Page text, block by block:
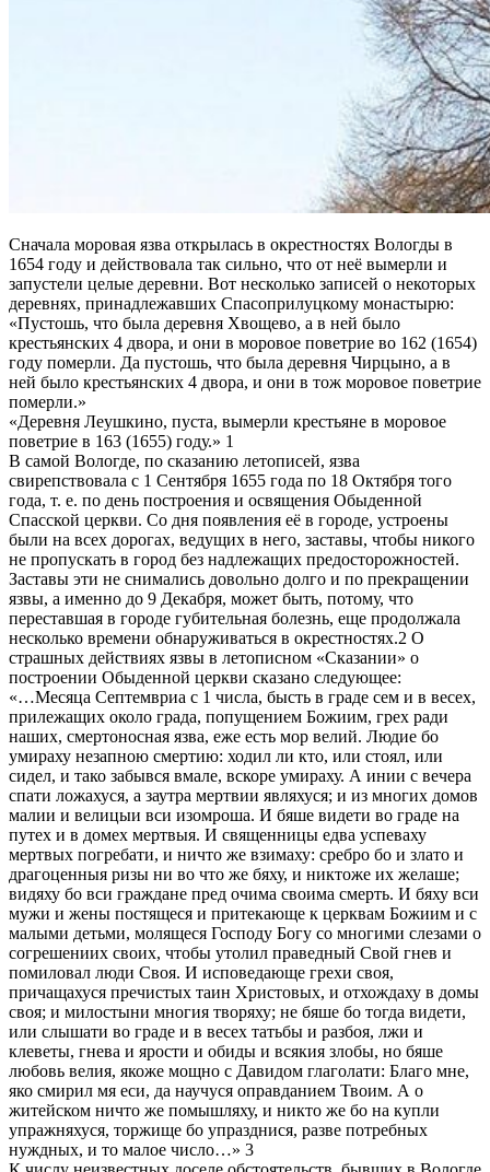
Сначала моровая язва открылась в окрестностях Вологды в
1654 году и действовала так сильно, что от неё вымерли и
запустели целые деревни. Вот несколько записей о некоторых
деревнях, принадлежавших Спасоприлуцкому монастырю:
«Пустошь, что была деревня Хвощево, а в ней было
крестьянских 4 двора, и они в моровое поветрие во 162 (1654)
году померли. Да пустошь, что была деревня Чирцыно, а в
ней было крестьянских 4 двора, и они в тож моровое поветрие
померли.»
«Деревня Леушкино, пуста, вымерли крестьяне в моровое
поветрие в 163 (1655) году.» 1
В самой Вологде, по сказанию летописей, язва
свирепствовала с 1 Сентября 1655 года по 18 Октября того
года, т. е. по день построения и освящения Обыденной
Спасской церкви. Со дня появления её в городе, устроены
были на всех дорогах, ведущих в него, заставы, чтобы никого
не пропускать в город без надлежащих предосторожностей.
Заставы эти не снимались довольно долго и по прекращении
язвы, а именно до 9 Декабря, может быть, потому, что
переставшая в городе губительная болезнь, еще продолжала
несколько времени обнаруживаться в окрестностях.2 О
страшных действиях язвы в летописном «Сказании» о
построении Обыденной церкви сказано следующее:
«…Месяца Септемвриа с 1 числа, бысть в граде сем и в весех,
прилежащих около града, попущением Божиим, грех ради
наших, смертоносная язва, еже есть мор велий. Людие бо
умираху незапною смертию: ходил ли кто, или стоял, или
сидел, и тако забывся вмале, вскоре умираху. А инии с вечера
спати ложахуся, а заутра мертвии являхуся; и из многих домов
малии и велицыи вси изомроша. И бяше видети во граде на
путех и в домех мертвыя. И священницы едва успеваху
мертвых погребати, и ничто же взимаху: сребро бо и злато и
драгоценныя ризы ни во что же бяху, и никтоже их желаше;
видяху бо вси граждане пред очима своима смерть. И бяху вси
мужи и жены постящеся и притекающе к церквам Божиим и с
малыми детьми, молящеся Господу Богу со многими слезами о
согрешениих своих, чтобы утолил праведный Свой гнев и
помиловал люди Своя. И исповедающе грехи своя,
причащахуся пречистых таин Христовых, и отхождаху в домы
своя; и милостыни многия творяху; не бяше бо тогда видети,
или слышати во граде и в весех татьбы и разбоя, лжи и
клеветы, гнева и ярости и обиды и всякия злобы, но бяше
любовь велия, якоже мощно с Давидом глаголати: Благо мне,
яко смирил мя еси, да научуся оправданием Твоим. А о
житейском ничто же помышляху, и никто же бо на купли
упражняхуся, торжище бо упразднися, разве потребных
нуждных, и то малое число…» 3